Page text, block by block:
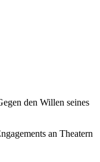
den Willen seines
an Theatern